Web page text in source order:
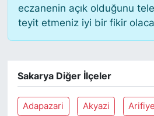
eczanenin açık olduğunu
teyit etmeniz iyi bir fikir
Sakarya Diğer İlçeler
Adapazari Akyazi Arifiye